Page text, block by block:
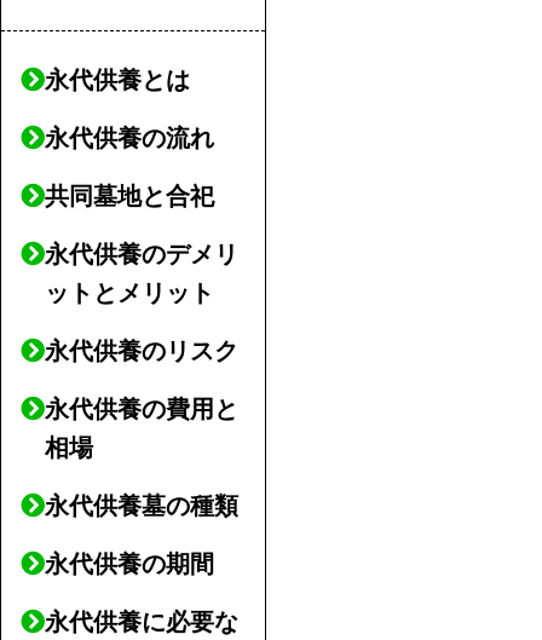
永代供養とは
永代供養の流れ
共同墓地と合祀
永代供養のデメリ
ットとメリット
永代供養のリスク
永代供養の費用と
相場
永代供養墓の種類
永代供養の期間
永代供養に必要な